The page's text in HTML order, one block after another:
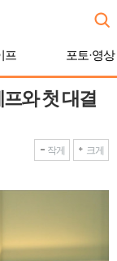
프 포토·영상
와 첫 대결
작게 크게